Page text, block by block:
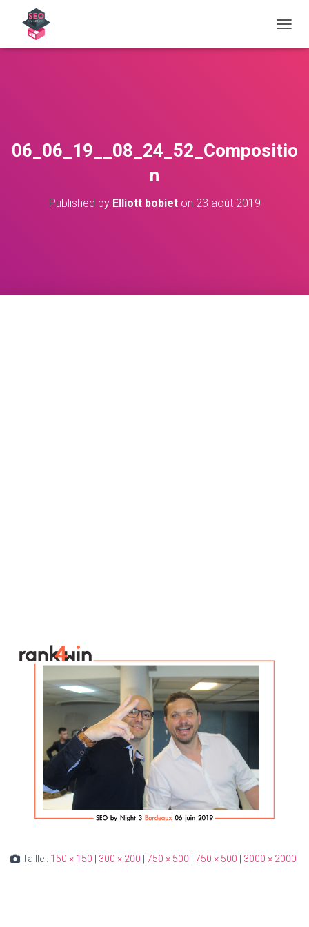
06_06_19__08_24_52_Compositio
n
Published by Elliott bobieton 23 août 2019
Taille : 150 × 150 300 × 200 750 × 500 750 × 500 3000 × 2000